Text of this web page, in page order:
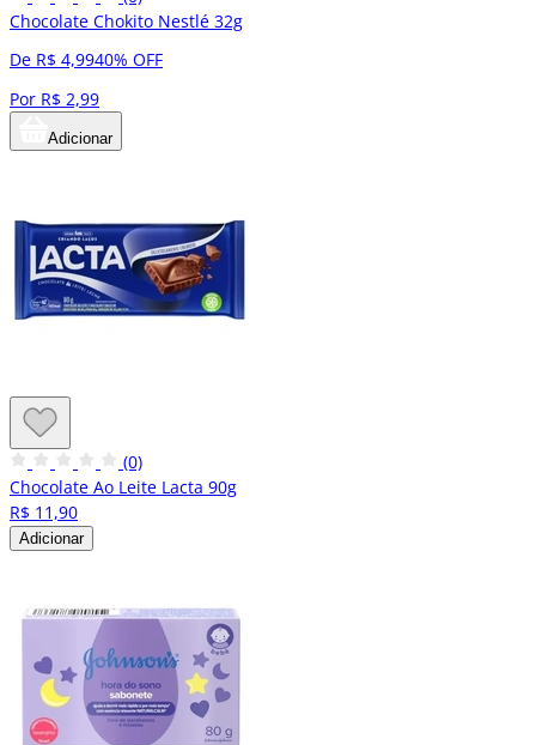
Chocolate Chokito Nestlé 32g
De R$ 4,9940% OFF
Por R$ 2,99
Adicionar
(0)
Chocolate Ao Leite Lacta 90g
R$ 11,90
Adicionar